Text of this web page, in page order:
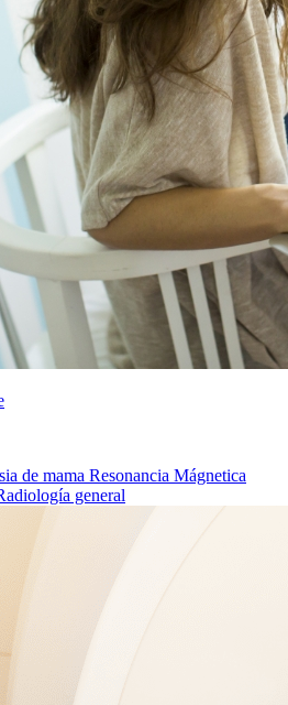
de mama Resonancia Mágnetica
general